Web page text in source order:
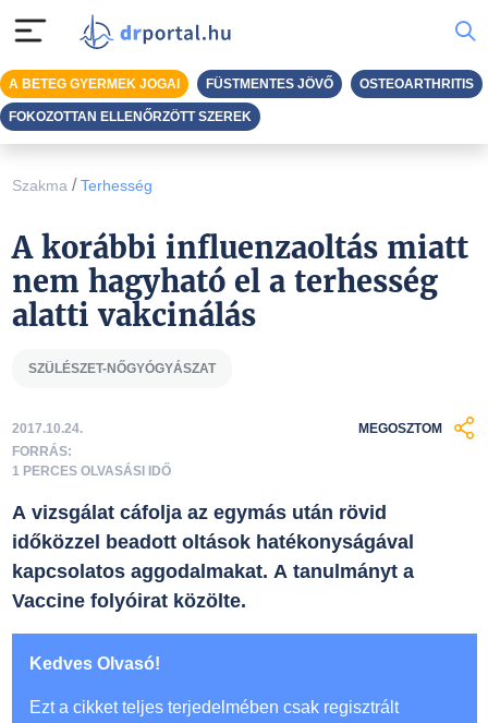
Szakma / Terhesség
A korábbi influenzaoltás miatt
nem hagyható el a terhesség
alatti vakcinálás
SZÜLÉSZET-NŐGYÓGYÁSZAT
2017.10.24.
FORRÁS:
1 PERCES OLVASÁSI IDŐ
MEGOSZTOM
A vizsgálat cáfolja az egymás után rövid
időközzel beadott oltások hatékonyságával
kapcsolatos aggodalmakat. A tanulmányt a
Vaccine folyóirat közölte.
Kedves Olvasó!
Ezt a cikket teljes terjedelmében csak regisztrált
A BETEG GYERMEK JOGAI FÜSTMENTES JÖVŐ OSTEOARTHRITIS
FOKOZOTTAN ELLENŐRZÖTT SZEREK